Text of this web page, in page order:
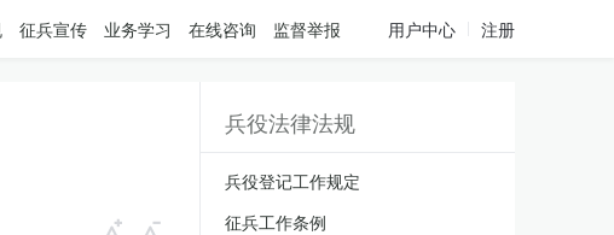
征兵宣传 业务学习 在线咨询 监督举报 用户中心 注册
兵役法律法规
兵役登记工作规定
征兵工作条例